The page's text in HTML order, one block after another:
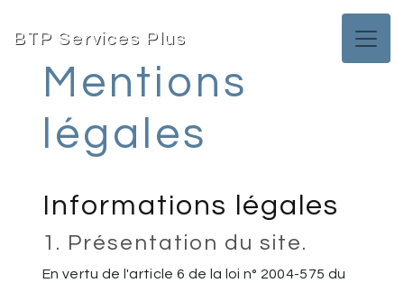
BTP Services Plus
Mentions
légales
Informations légales
1. Présentation du site.
En vertu de l'article 6 de la loi n° 2004-575 du